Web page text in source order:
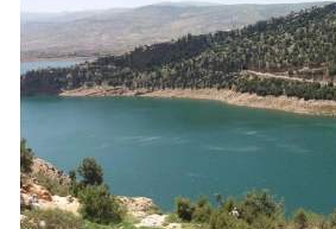
اقتصاد
رياضة
صحة
بيئة
منوعات